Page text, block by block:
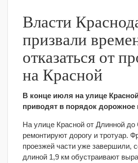
Власти
призвали
отказаться от
на Красной
В конце июля на улице
приводят в порядок дорожное
На улице Красной от Длинной до
ремонтируют дорогу и тротуар.
проезжей части уже завершили,
длиной 1,9 км обустраивают